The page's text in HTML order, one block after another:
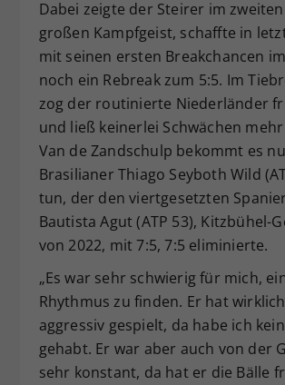
Dabei zeigte der Steirer im zweiten
großen Kampfgeist, schaffte in
mit seinen ersten Breakchancen
noch ein Rebreak zum 5:5. Im
zog der routinierte Niederländer
und ließ keinerlei Schwächen
Van de Zandschulp bekommt es
Brasilianer Thiago Seyboth Wild
tun, der den viertgesetzten
Bautista Agut (ATP 53), Kitzbühel-
von 2022, mit 7:5, 7:5 eliminierte.
„Es war sehr schwierig für mich,
Rhythmus zu finden. Er hat
aggressiv gespielt, da habe ich
gehabt. Er war aber auch von der
sehr konstant, da hat er die Bälle